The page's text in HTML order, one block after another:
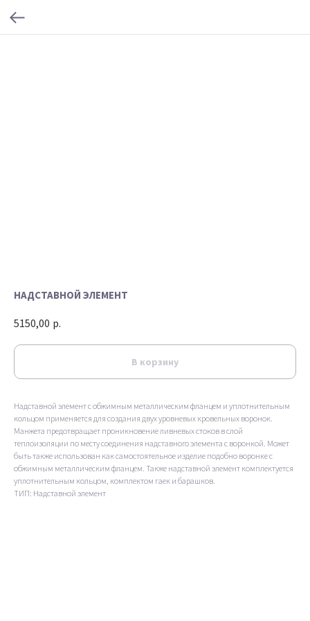
НАДСТАВНОЙ ЭЛЕМЕНТ
5150,00 р.
В корзину
Надставной элемент с обжимным металлическим фланцем и уплотнительным
кольцом применяется для создания двух уровневых кровельных воронок.
Манжета предотвращает проникновение ливневых стоков в слой
теплоизоляции по месту соединения надставного элемента с воронкой. Может
быть также использован как самостоятельное изделие подобно воронке с
обжимным металлическим фланцем. Также надставной элемент комплектуется
уплотнительным кольцом, комплектом гаек и барашков.
ТИП: Надставной элемент